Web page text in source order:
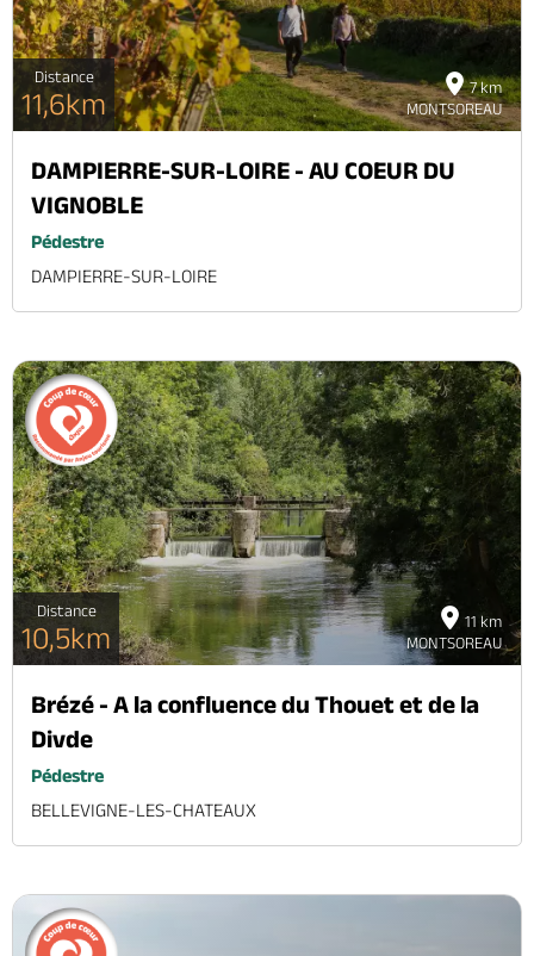
Brochures & Cartes Offices de tourisme Comment venir ? Ecrivez-nous
7 km
MONTSOREAU
Distance
11,6km
DAMPIERRE-SUR-LOIRE - AU COEUR DU
VIGNOBLE
Pédestre
DAMPIERRE-SUR-LOIRE
11 km
MONTSOREAU
Distance
10,5km
Brézé - A la confluence du Thouet et de la
Divde
Pédestre
BELLEVIGNE-LES-CHATEAUX